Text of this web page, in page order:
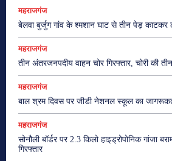
महराजगंज
बेलवा बुर्जुग गांव के श्मशान घाट से तीन पेड़ काटकर
महराजगंज
तीन अंतरजनपदीय वाहन चोर गिरफ्तार, चोरी की
महराजगंज
बाल श्रम दिवस पर जीडी नेशनल स्कूल का
महराजगंज
सोनौली बॉर्डर पर 2.3 किलो हाइड्रोपोनिक गांजा
गिरफ्तार